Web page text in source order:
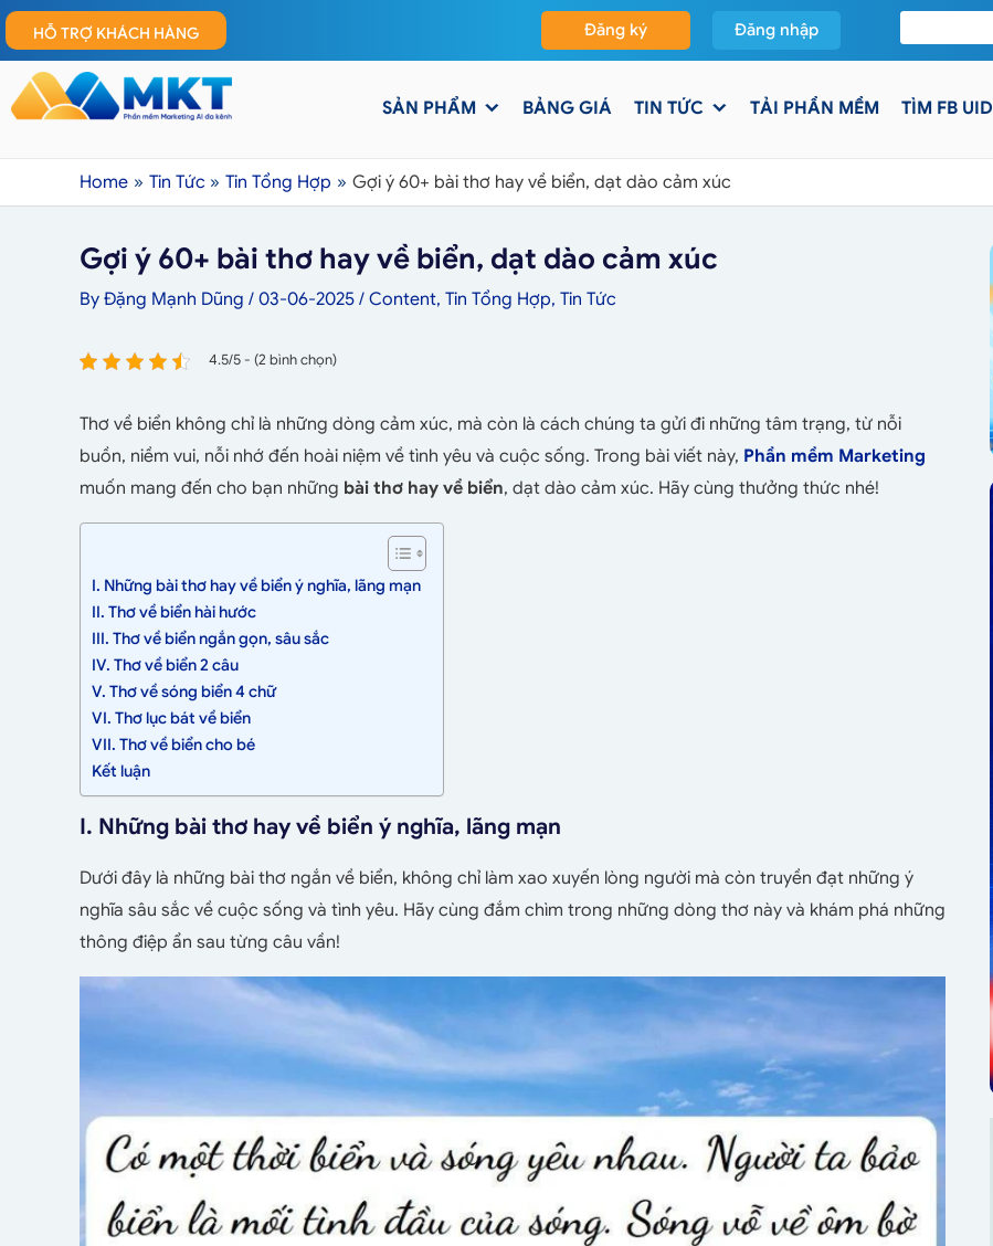
HỖ TRỢ KHÁCH HÀNG Đăng ký Đăng nhập
SẢN PHẨM BẢNG GIÁ TIN TỨC TẢI PHẦN MỀM TÌM FB UID
Home Tin Tức Tin Tổng Hợp Gợi ý 60+ bài thơ hay về biển, dạt dào cảm xúc
Gợi ý 60+ bài thơ hay về biển, dạt dào cảm xúc
By Đặng Mạnh Dũng / 03-06-2025 / Content, Tin Tổng Hợp, Tin Tức
4.5/5 - (2 bình chọn)
Thơ về biển không chỉ là những dòng cảm xúc, mà còn là cách chúng ta gửi đi những tâm trạng, từ nỗi
buồn, niềm vui, nỗi nhớ đến hoài niệm về tình yêu và cuộc sống. Trong bài viết này, Phần mềm Marketing
muốn mang đến cho bạn những bài thơ hay về biển, dạt dào cảm xúc. Hãy cùng thưởng thức nhé!
I. Những bài thơ hay về biển ý nghĩa, lãng mạn
II. Thơ về biển hài hước
III. Thơ về biển ngắn gọn, sâu sắc
IV. Thơ về biển 2 câu
V. Thơ về sóng biển 4 chữ
VI. Thơ lục bát về biển
VII. Thơ về biển cho bé
Kết luận
I. Những bài thơ hay về biển ý nghĩa, lãng mạn
Dưới đây là những bài thơ ngắn về biển, không chỉ làm xao xuyến lòng người mà còn truyền đạt những ý
nghĩa sâu sắc về cuộc sống và tình yêu. Hãy cùng đắm chìm trong những dòng thơ này và khám phá những
thông điệp ẩn sau từng câu vần!